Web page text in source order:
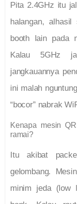
Pita 2.4GHz itu
halangan,
booth lain pada
Kalau 5GHz
jangkauannya
ini malah
“bocor” nabrak
Kenapa mesin
ramai?
Itu akibat
gelombang.
minim jeda (low